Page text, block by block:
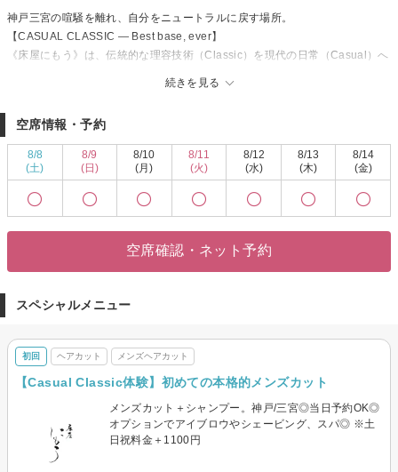
続きを見る
神戸三宮の喧騒を離れ、自分をニュートラルに戻す場所。
【CASUAL CLASSIC — Best base, ever】
《床屋にもう》は、伝統的な理容技術（Classic）を現代の日常（Casual）へ
すための「人生の基盤（BASE）」を整えることです。
■ 空間と体験
鏡のない正面、視線の先に広がる神戸の街並み。無機質でミニマルな空間
ような寛ぎの中で、20代・30代のビジネスマンに必要な「清潔感と色気」を
• EDIT： 骨格とライフスタイルを読み解き、日常に馴染む上質なスタイルを
• MINIMAL： 機能美を追求した所作と、無駄のないカウンセリング。
空席情報・予約
8/8
(土)
8/9
(日)
8/10
(月)
8/11
(火)
8/12
(水)
8/13
(木)
8/14
(金)
空席確認・ネット予約
スペシャルメニュー
初回 ヘアカット メンズヘアカット
【Casual Classic体験】初めての本格的メンズカット
メンズカット＋シャンプー。神戸/三宮◎当日予約OK◎
オプションでアイブロウやシェービング、スパ◎ ※土
日祝料金＋1100円